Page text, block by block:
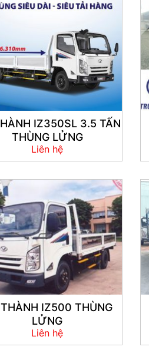
IZ350SL 3.5 TẤN
THÙNG LỬNG
Liên hệ
IZ500 THÙNG
LỬNG
Liên hệ